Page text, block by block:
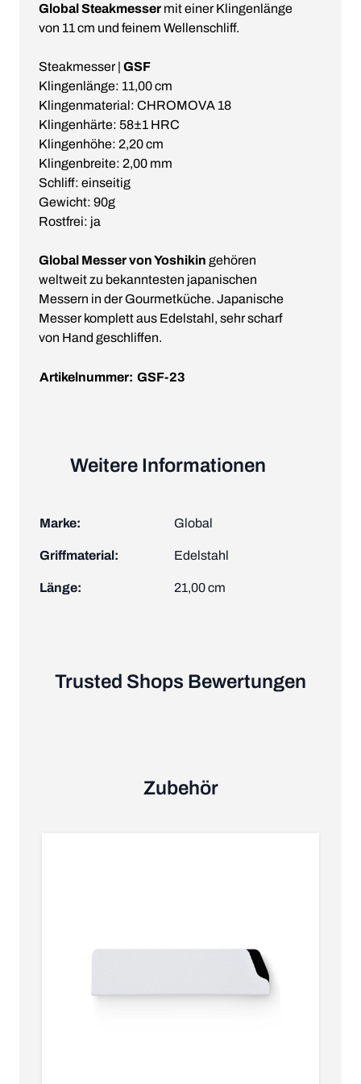
Global Steakmesser mit einer Klingenlänge
von 11 cm und feinem Wellenschliff.
Steakmesser | GSF
Klingenlänge: 11,00 cm
Klingenmaterial: CHROMOVA 18
Klingenhärte: 58±1 HRC
Klingenhöhe: 2,20 cm
Klingenbreite: 2,00 mm
Schliff: einseitig
Gewicht: 90g
Rostfrei: ja
Global Messer von Yoshikin gehören
weltweit zu bekanntesten japanischen
Messern in der Gourmetküche. Japanische
Messer komplett aus Edelstahl, sehr scharf
von Hand geschliffen.
Artikelnummer: GSF-23
Weitere Informationen
Marke: Global
Griffmaterial: Edelstahl
Länge: 21,00 cm
Trusted Shops Bewertungen
Zubehör